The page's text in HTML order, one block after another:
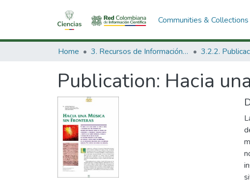
Communities & Collections
Home 3. Recursos de Información Científica y Tecnológica
Publication: Hacia